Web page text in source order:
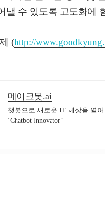
낼 수 있도록 고도화에
(http://
메이크봇.ai
챗봇으로 새로운 IT 세상을 열
‘Chatbot Innovator’